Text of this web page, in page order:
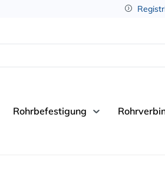
Rohrbefestigung